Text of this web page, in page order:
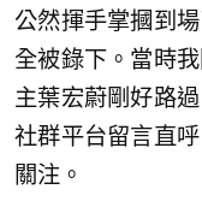
公然揮手掌摑到
全被錄下。當時
主葉宏蔚剛好路
社群平台留言直
關注。